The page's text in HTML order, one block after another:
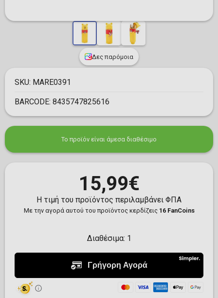
Δες παρόμοια
SKU: MARE0391
BARCODE: 8435747825616
Το προϊόν είναι άμεσα διαθέσιμο
15,99€
Η τιμή του προϊόντος περιλαμβάνει ΦΠΑ
Με την αγορά αυτού του προϊόντος κερδίζεις 16 FanCoins
Διαθέσιμα: 1